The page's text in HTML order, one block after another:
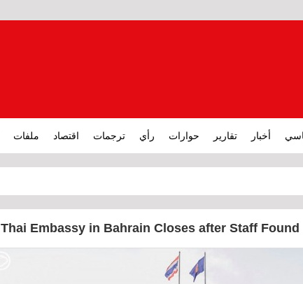
أخبار تقارير حوارات رأي ترجمات اقتصاد ملفات
Thai Embassy in Bahrain Closes after Staff